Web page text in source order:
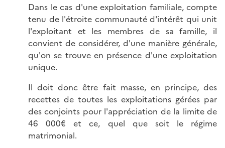
Dans le cas d'une exploitation familiale, compte
tenu de l'étroite communauté d'intérêt qui unit
l'exploitant et les membres de sa famille, il
convient de considérer, d'une manière générale,
qu'on se trouve en présence d'une exploitation
unique.
Il doit donc être fait masse, en principe, des
recettes de toutes les exploitations gérées par
des conjoints pour l'appréciation de la limite de
46 000€ et ce, quel que soit le régime
matrimonial.